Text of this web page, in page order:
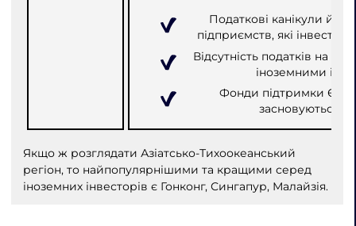
Податкові канікули й
підприємств, які
Відсутність податків на
іноземними
Фонди підтримки ЄС
засновуються у
Якщо ж розглядати Азіатсько-Тихоокеанський
регіон, то найпопулярнішими та кращими серед
іноземних інвесторів є Гонконг, Сингапур, Малайзія.